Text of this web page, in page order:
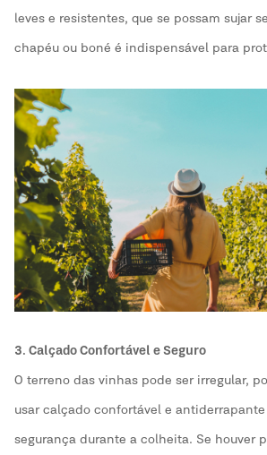
leves e resistentes, que se possam sujar
chapéu ou boné é indispensável para
3. Calçado Confortável e Seguro
O terreno das vinhas pode ser irregular,
usar calçado confortável e
segurança durante a colheita. Se houver